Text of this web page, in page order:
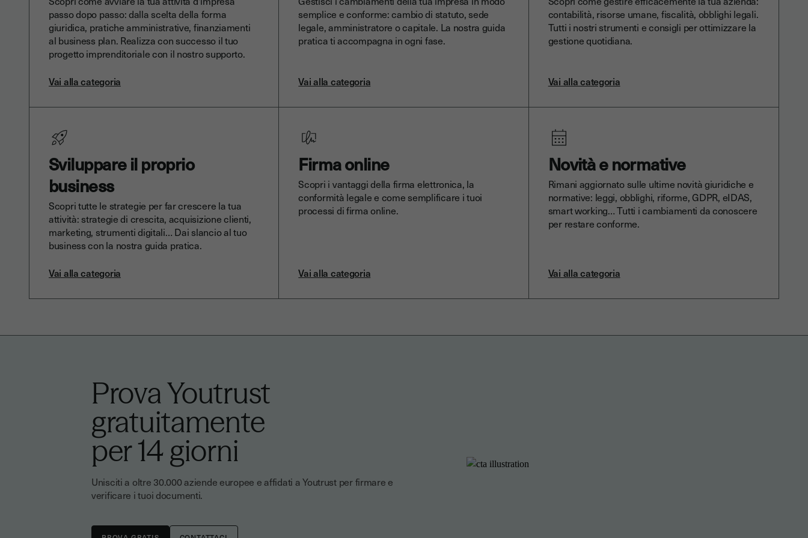
passo dopo passo: dalla scelta della forma
giuridica, pratiche amministrative, finanziamenti
al business plan. Realizza con successo il tuo
progetto imprenditoriale con il nostro supporto.
Vai alla categoria
semplice e conforme: cambio di statuto, sede
legale, amministratore o capitale. La nostra guida
pratica ti accompagna in ogni fase.
Vai alla categoria
contabilità, risorse umane, fiscalità, obblighi legali.
Tutti i nostri strumenti e consigli per ottimizzare la
gestione quotidiana.
Vai alla categoria
Sviluppare il proprio
business
Scopri tutte le strategie per far crescere la tua
attività: strategie di crescita, acquisizione clienti,
marketing, strumenti digitali… Dai slancio al tuo
business con la nostra guida pratica.
Vai alla categoria
Firma online
Scopri i vantaggi della firma elettronica, la
conformità legale e come semplificare i tuoi
processi di firma online.
Vai alla categoria
Novità e normative
Rimani aggiornato sulle ultime novità giuridiche e
normative: leggi, obblighi, riforme, GDPR, eIDAS,
smart working… Tutti i cambiamenti da conoscere
per restare conforme.
Vai alla categoria
Prova Youtrust
gratuitamente
per 14 giorni
Unisciti a oltre 30.000 aziende europee e affidati a Youtrust per firmare e
verificare i tuoi documenti.